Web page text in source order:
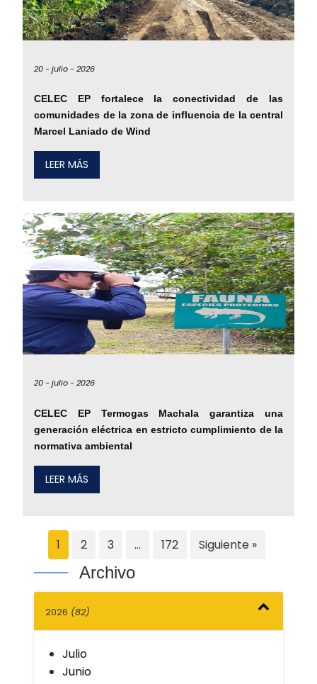
20 -julio -2026
CELEC EP fortalece la conectividad de las
comunidades de la zona de influencia de la central
Marcel Laniado de Wind
LEER MÁS
20 -julio -2026
CELEC EP Termogas Machala garantiza una
generación eléctrica en estricto cumplimiento de la
normativa ambiental
LEER MÁS
1 2 3 … 172 Siguiente »
Archivo
2026 (82)
Julio
Junio